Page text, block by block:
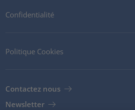
Confidentialité
Politique Cookies
Contactez nous
Newsletter